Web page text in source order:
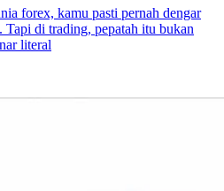
forex, kamu pasti pernah dengar
Tapi di trading, pepatah itu bukan
literal